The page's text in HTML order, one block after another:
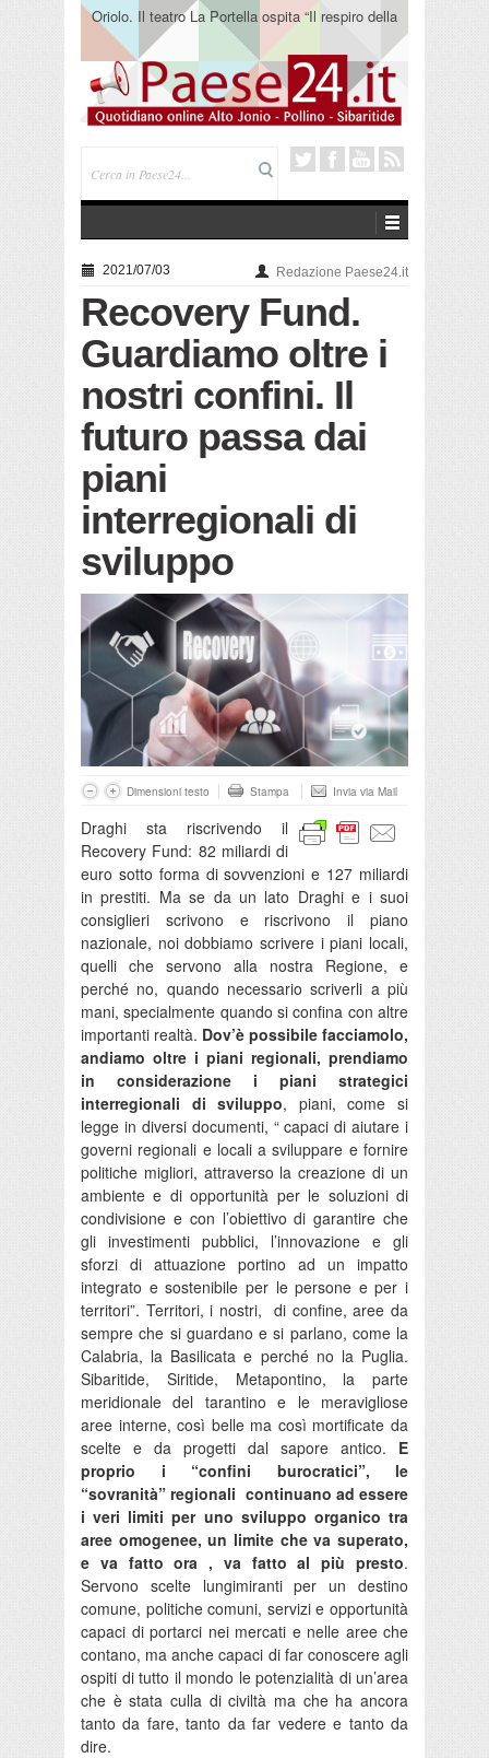
Oriolo. Il teatro La Portella ospita “Il respiro della
terra” del collettivo 365
2021/07/03 Redazione Paese24.it
Recovery Fund.
Guardiamo oltre i
nostri confini. Il
futuro passa dai
piani
interregionali di
sviluppo
Dimensioni testo Stampa Invia via Mail
Draghi sta riscrivendo il
Recovery Fund: 82 miliardi di
euro sotto forma di sovvenzioni e 127 miliardi
in prestiti. Ma se da un lato Draghi e i suoi
consiglieri scrivono e riscrivono il piano
nazionale, noi dobbiamo scrivere i piani locali,
quelli che servono alla nostra Regione, e
perché no, quando necessario scriverli a più
mani, specialmente quando si confina con altre
importanti realtà. Dov’è possibile facciamolo,
andiamo oltre i piani regionali, prendiamo
in considerazione i piani strategici
interregionali di sviluppo, piani, come si
legge in diversi documenti, “ capaci di aiutare i
governi regionali e locali a sviluppare e fornire
politiche migliori, attraverso la creazione di un
ambiente e di opportunità per le soluzioni di
condivisione e con l’obiettivo di garantire che
gli investimenti pubblici, l’innovazione e gli
sforzi di attuazione portino ad un impatto
integrato e sostenibile per le persone e per i
territori”. Territori, i nostri, di confine, aree da
sempre che si guardano e si parlano, come la
Calabria, la Basilicata e perché no la Puglia.
Sibaritide, Siritide, Metapontino, la parte
meridionale del tarantino e le meravigliose
aree interne, così belle ma così mortificate da
scelte e da progetti dal sapore antico. E
proprio i “confini burocratici”, le
“sovranità” regionali continuano ad essere
i veri limiti per uno sviluppo organico tra
aree omogenee, un limite che va superato,
e va fatto ora , va fatto al più presto.
Servono scelte lungimiranti per un destino
comune, politiche comuni, servizi e opportunità
capaci di portarci nei mercati e nelle aree che
contano, ma anche capaci di far conoscere agli
ospiti di tutto il mondo le potenzialità di un’area
che è stata culla di civiltà ma che ha ancora
tanto da fare, tanto da far vedere e tanto da
dire.